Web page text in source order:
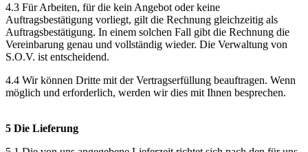
4.3 Für Arbeiten, für die kein Angebot oder keine
Auftragsbestätigung vorliegt, gilt die Rechnung gleichzeitig als
Auftragsbestätigung. In einem solchen Fall gibt die Rechnung die
Vereinbarung genau und vollständig wieder. Die Verwaltung von
S.O.V. ist entscheidend.
4.4 Wir können Dritte mit der Vertragserfüllung beauftragen. Wenn
möglich und erforderlich, werden wir dies mit Ihnen besprechen.
5 Die Lieferung